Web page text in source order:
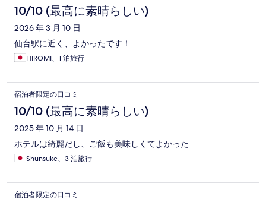
10/10 (最高に素晴らしい)
2026 年 3 月 10 日
仙台駅に近く、よかったです！
HIROMI、1 泊旅行
宿泊者限定の口コミ
10/10 (最高に素晴らしい)
2025 年 10 月 14 日
ホテルは綺麗だし、ご飯も美味しくてよかった
Shunsuke、3 泊旅行
宿泊者限定の口コミ